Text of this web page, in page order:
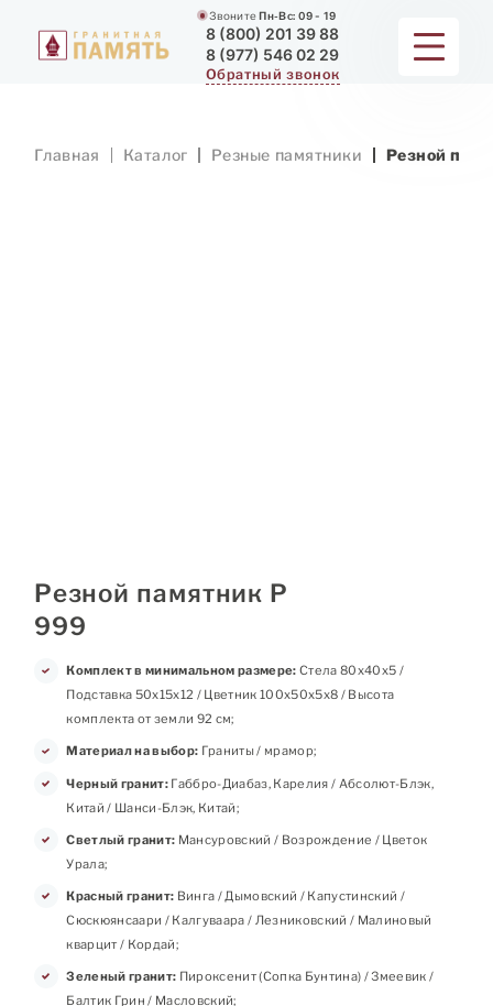
ЗвонитеПн-Вс: 09 - 19
8 (800) 201 39 88
8 (977) 546 02 29
Обратный звонок
Главная Каталог Резные памятники Резной
Резной памятник Р
999
Комплект в минимальном размере: Стела 80х40х5 /
Подставка 50х15х12 / Цветник 100х50х5х8 / Высота
комплекта от земли 92 см;
Материал на выбор: Граниты / мрамор;
Черный гранит:Габбро-Диабаз, Карелия / Абсолют-Блэк,
Китай / Шанси-Блэк, Китай;
Светлый гранит: Мансуровский / Возрождение / Цветок
Урала;
Красный гранит: Винга / Дымовский / Капустинский /
Сюскюянсаари / Калгуваара / Лезниковский / Малиновый
кварцит / Кордай;
Зеленый гранит: Пироксенит (Сопка Бунтина) / Змеевик /
Балтик Грин / Масловский;